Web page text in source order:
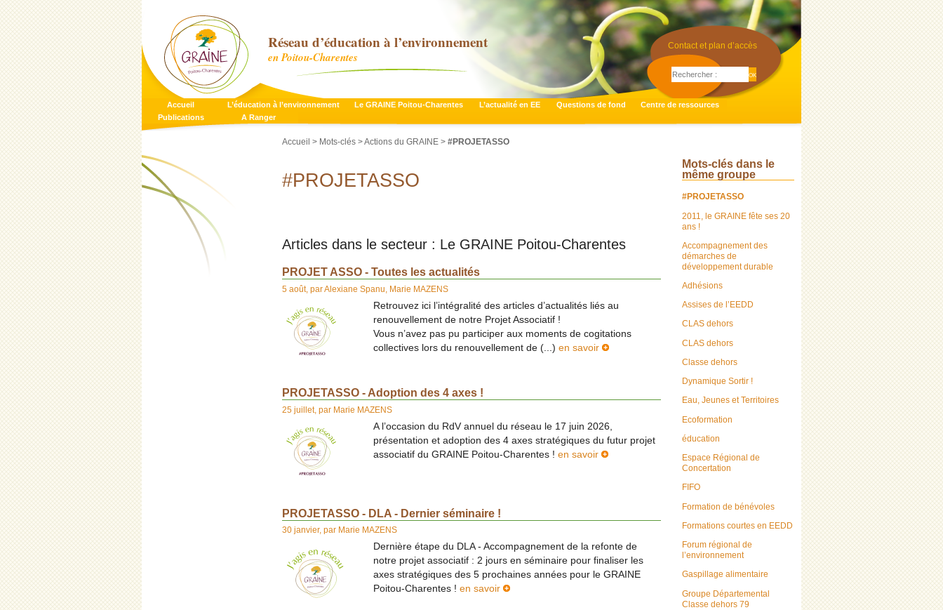
Réseau d’éducation à l’environnement
en Poitou-Charentes
Contact et plan d’accès
Accueil L’éducation à l’environnement Le GRAINE Poitou-Charentes L’actualité en EE Questions de fond
Centre de ressources
Publications
A Ranger
Accueil > Mots-clés > Actions du GRAINE > #PROJETASSO
#PROJETASSO
Articles dans le secteur : Le GRAINE Poitou-Charentes
PROJET ASSO - Toutes les actualités
5 août, parAlexiane Spanu, Marie MAZENS
Retrouvez ici l’intégralité des articles d’actualités liés au
renouvellement de notre Projet Associatif !
Vous n’avez pas pu participer aux moments de cogitations
collectives lors du renouvellement de (...) en savoir
PROJETASSO - Adoption des 4 axes !
25 juillet, par Marie MAZENS
A l’occasion du RdV annuel du réseau le 17 juin 2026,
présentation et adoption des 4 axes stratégiques du futur projet
associatif du GRAINE Poitou-Charentes ! en savoir
PROJETASSO - DLA - Dernier séminaire !
30 janvier, par Marie MAZENS
Dernière étape du DLA - Accompagnement de la refonte de
notre projet associatif : 2 jours en séminaire pour finaliser les
axes stratégiques des 5 prochaines années pour le GRAINE
Poitou-Charentes ! en savoir
Mots-clés dans le
même groupe
#PROJETASSO
2011, le GRAINE fête ses 20
ans !
Accompagnement des
démarches de
développement durable
Adhésions
Assises de l’EEDD
CLAS dehors
CLAS dehors
Classe dehors
Dynamique Sortir !
Eau, Jeunes et Territoires
Ecoformation
éducation
Espace Régional de
Concertation
FIFO
Formation de bénévoles
Formations courtes en EEDD
Forum régional de
l’environnement
Gaspillage alimentaire
Groupe Départemental
Classe dehors 79